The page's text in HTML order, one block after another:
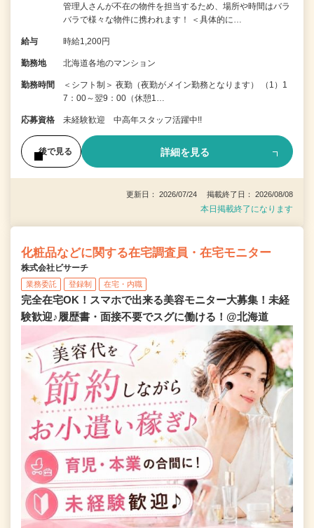
管理人さんが不在の物件を担当するため、場所や時間はバラ
バラで様々な物件に携われます！ ＜具体的に…
給与 時給1,200円
勤務地 北海道各地のマンション
勤務時間
＜シフト制＞ 夜勤（夜勤がメイン勤務となります） （1）1
7：00～翌9：00（休憩1…
応募資格 未経験歓迎 中高年スタッフ活躍中!!
後で見る 詳細を見る
更新日： 2026/07/24 掲載終了日： 2026/08/08
本日掲載終了になります
化粧品などに関する在宅調査員・在宅モニター
株式会社ビサーチ
業務委託 登録制 在宅・内職
完全在宅OK！スマホで出来る美容モニター大募集！未経
験歓迎♪履歴書・面接不要でスグに働ける！@北海道